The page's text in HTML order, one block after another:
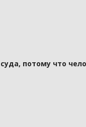
потому что